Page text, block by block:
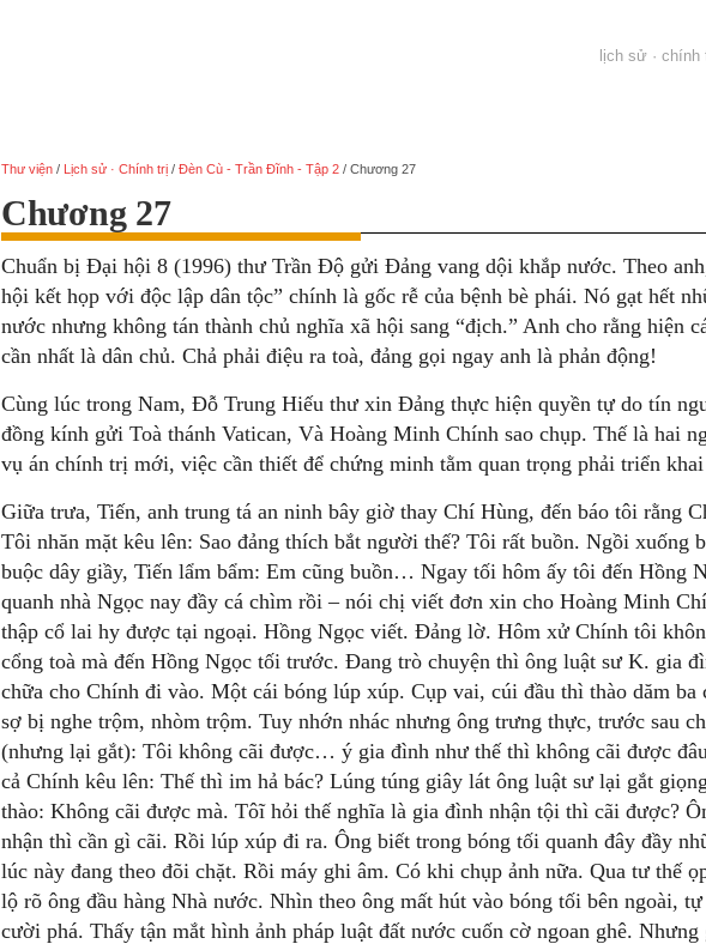
lịch sử · chính
Thư viện / Lịch sử · Chính trị / Đèn Cù - Trần Đĩnh - Tập 2 / Chương 27
Chương 27
Chuẩn bị Đại hội 8 (1996) thư Trần Độ gửi Đảng vang dội khắp nước. Theo
hội kết họp với độc lập dân tộc” chính là gốc rễ của bệnh bè phái. Nó gạt hết
nước nhưng không tán thành chủ nghĩa xã hội sang “địch.” Anh cho rằng hiện
cần nhất là dân chủ. Chả phải điệu ra toà, đảng gọi ngay anh là phản động!
Cùng lúc trong Nam, Đỗ Trung Hiếu thư xin Đảng thực hiện quyền tự do tín
đồng kính gửi Toà thánh Vatican, Và Hoàng Minh Chính sao chụp. Thế là hai
vụ án chính trị mới, việc cần thiết để chứng minh tằm quan trọng phải triển
Giữa trưa, Tiến, anh trung tá an ninh bây giờ thay Chí Hùng, đến báo tôi rằng
Tôi nhăn mặt kêu lên: Sao đảng thích bắt người thế? Tôi rất buồn. Ngồi xuống
buộc dây giầy, Tiến lẩm bẩm: Em cũng buồn… Ngay tối hôm ấy tôi đến Hồng
quanh nhà Ngọc nay đầy cá chìm rồi – nói chị viết đơn xin cho Hoàng Minh
thập cổ lai hy được tại ngoại. Hồng Ngọc viết. Đảng lờ. Hôm xử Chính tôi
cổng toà mà đến Hồng Ngọc tối trước. Đang trò chuyện thì ông luật sư K. gia
chữa cho Chính đi vào. Một cái bóng lúp xúp. Cụp vai, cúi đầu thì thào dăm ba
sợ bị nghe trộm, nhòm trộm. Tuy nhớn nhác nhưng ông trưng thực, trước sau
(nhưng lại gắt): Tôi không cãi được… ý gia đình như thế thì không cãi được
cả Chính kêu lên: Thế thì im hả bác? Lúng túng giây lát ông luật sư lại gắt
thào: Không cãi được mà. Tôĩ hỏi thế nghĩa là gia đình nhận tội thì cãi được?
nhận thì cần gì cãi. Rồi lúp xúp đi ra. Ông biết trong bóng tối quanh đây đầy
lúc này đang theo đõi chặt. Rồi máy ghi âm. Có khi chụp ảnh nữa. Qua tư thế
lộ rõ ông đầu hàng Nhà nước. Nhìn theo ông mất hút vào bóng tối bên ngoài,
cười phá. Thấy tận mắt hình ảnh pháp luật đất nước cuốn cờ ngoan ghê. Nhưng